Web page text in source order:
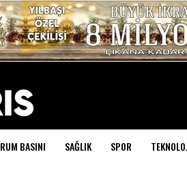
RUM BASINI SAĞLIK SPOR